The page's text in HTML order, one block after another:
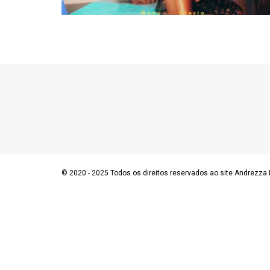
© 2020 - 2025 Todos os direitos reservados ao site Andrezza